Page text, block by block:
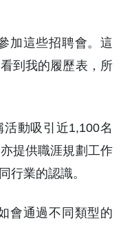
加這些招聘會。這
到我的履歷表，所
動吸引近1,100名
提供職涯規劃工作
行業的認識。
會通過不同類型的